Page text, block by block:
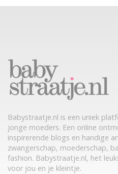
Babystraatje.nl is een uniek
jonge moeders. Een online
inspirerende blogs en handige
zwangerschap, moederschap,
fashion. Babystraatje.nl, het
voor jou en je kleintje.